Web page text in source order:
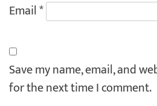
Email*
Save my name, email, and
for the next time I comment.